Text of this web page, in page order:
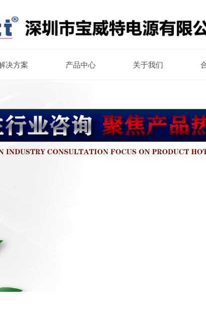
决方案 产品中心 关于我们